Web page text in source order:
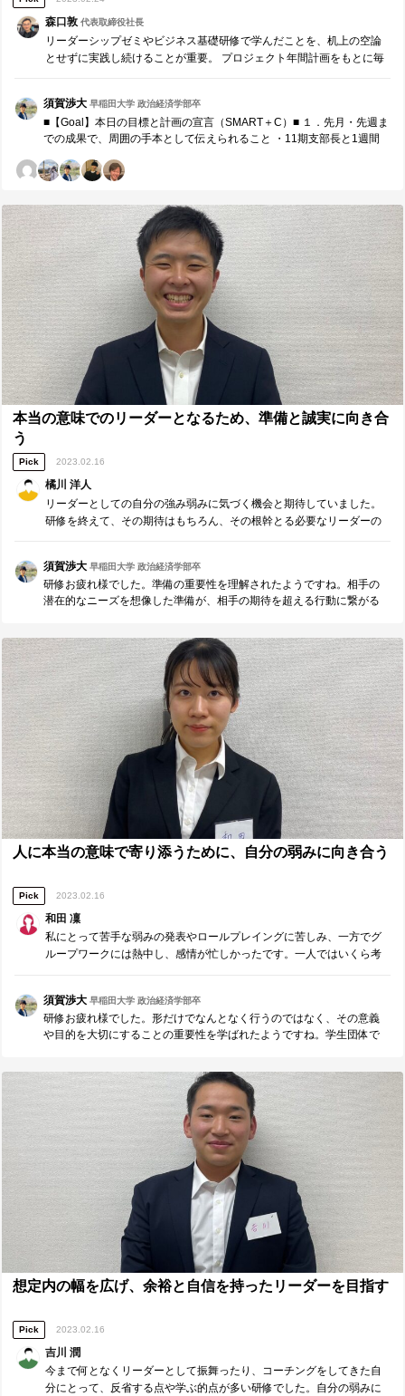
に変わりたい、行動しよう」と成長し続ける人間になりたいと思いま
す。 ■これからリーダーシップゼミを受ける人へのメッセージ■ この研
修は「あなたがどんな人間であり、成長には何が必要か」ということ
に誠実に向き合ってくださいます。学歴や学年、今までの成果ではな
い時間もあると思います。ただ、そのような時間に誠実に向き合うこ
とで今までとは違う自分を手に入れることができると思います。「今
とは違う自分になりたい方」、「成長したいと強く思う方」、「なん
る方」など多くの方にまずは参加してみてほしいと思います。濃密な
２日間を過ごすことが出来ると思います。ぜひ一歩踏み出してくださ
して頂きありがとうございました。 今回の研修では、今の自分を真摯
に受け止め、「自分はまだまだ物足りない人間である。変わりたい」
と思う機会を得られました。研修中では変われたところ、変われなか
ったところがあります。今後は変われたところを継続し、変われなか
ったところを変革させ続けたいと思います。 改めまして、素晴らしい
２日間を過ごせるチャンスを提供して頂きありがとうございました。
最大限活かします。今後ともどうぞ宜しくお願い致します。
森口敦代表取締役社長
リーダーシップゼミやビジネス基礎研修で学んだことを、机上の空論
とせずに実践し続けることが重要。 プロジェクト年間計画をもとに毎
須賀渉大早稲田大学 政治経済学部卒
■【Goal】本日の目標と計画の宣言（SMART＋C）■ １．先月・先週ま
での成果で、周囲の手本として伝えられること ・11期支部長と1週間
を創り上げていること ・時にぶつかりながらも理念のマネジメントを
げたこと ２．来月の取組み/残りの活動で、周囲の手本として伝えられ
ること ・支部全体に関わる決断を行う際のプロセスと論点の出し方 ・
最後まで後悔なく、自分にできることをやり遂げること ３．本日、誰
に対し、どのような価値を具体的に提供したいか 10期幹部へ 組織を最
前線で牽引し続けてきてくれた仲間に感謝と尊敬の思いを伝えつつ、
彼らが今後乗り越える課題や大切にすべき方針を夫々明確にし、社会
人として活躍する準備を共に行うこと 11期支部長へ 3月から中長期的
な戦略を描きながら足元の成果にもコミット出来るような柔軟性のあ
る年間計画を共に創り上げること。また、本人の3月の行動指針や目標
を明確にすること。 ■【Measure・Analyze・NextPlan】本日の振返り
■ １．現状・成果の把握 ・後半のコーチングを担当した3名の幹部陣に
関しては1年間活動を行う中で感じていた個人の特性を踏まえ、本質的
に解決すべき課題の特定や課題への具体的なアクションの提示など、
価値提供が出来た ・11期支部長に関しては年間計画の意義を伝え、具
とは良かった。 ２．ギャップの分析・課題の抽出 ・双方とも10期支部
長からの視点が欲しいという要望が強かったため、ティーチングベー
スになりすぎた瞬間はあった。「今のコーチングから得られた気付き
を1つ上げるとしたら何か？」などと適宜に問いかけ、本人の理解度や
納得度を測る必要があった。 ３．今後の対策・計画 上記の問いかけを
するように導くこと ■今後社会人・リーダーとして、今後も克服してい
きたい課題もしくは大切にしていきたいことは何か■ ◯再現性のある事
業・組織を創るために、下記を克服していきたい。 ・1つ、2つ上の立
場の視点を持つだけで満足せずに”いつでも変われる準備をしておくこ
リーダーとしてあるべき姿に導くために理論を学び、組織を変革する
ために、思いを大切にする（1人で積み上げられる成果は少ないからこ
そ、常に感謝と尊敬の気持ちを持つこと） ・心理的安全性があるから
こそ共創しあえるチームによる”行動の加速化と仕組み化” ■【周囲への
感謝】リーダーやコーチに具体的に感謝したいこと■ 誰から、どのよう
な価値を頂きましたか。（感謝の気持ちも一緒に） ※最も潜在ニーズ
にアプローチし、必要であれば耳の痛いこともアドバイスしてくれた
メンバーには名前の前に◎をつけてください。（1人のみ） 本日はコー
チングをして頂いたわけではないので省略させて頂きます。本日の参
加メンバー（支部を最前線で牽引し続けてきてくれた幹部陣）と今後
支部を牽引する11期支部長に感謝と尊敬の思い出いっぱいです。そし
て、私達の活動、成長を見守り、応援し続けてくださった森口さん、
A&PRO様に感謝申し上げます。1年間本当にありがとうございまし
た。
本当の意味でのリーダーとなるため、準備と誠実に向き合
う
Pick 2023.02.16
橘川 洋人
リーダーとしての自分の強み弱みに気づく機会と期待していました。
研修を終えて、その期待はもちろん、その根幹とる必要なリーダーの
須賀渉大早稲田大学 政治経済学部卒
研修お疲れ様でした。準備の重要性を理解されたようですね。相手の
潜在的なニーズを想像した準備が、相手の期待を超える行動に繋がる
み続け、共に成長していければ心強いです。今後も宜しくお願い致し
ます！
人に本当の意味で寄り添うために、自分の弱みに向き合う
Pick 2023.02.16
和田 凜
私にとって苦手な弱みの発表やロールプレイングに苦しみ、一方でグ
ループワークには熱中し、感情が忙しかったです。一人ではいくら考
須賀渉大早稲田大学 政治経済学部卒
研修お疲れ様でした。形だけでなんとなく行うのではなく、その意義
や目的を大切にすることの重要性を学ばれたようですね。学生団体で
組織やエンターのために出来ることや成功・失敗要因を考え続け、成
長することを心から応援しています！
想定内の幅を広げ、余裕と自信を持ったリーダーを目指す
Pick 2023.02.16
吉川 潤
今まで何となくリーダーとして振舞ったり、コーチングをしてきた自
分にとって、反省する点や学ぶ的点が多い研修でした。自分の弱みに